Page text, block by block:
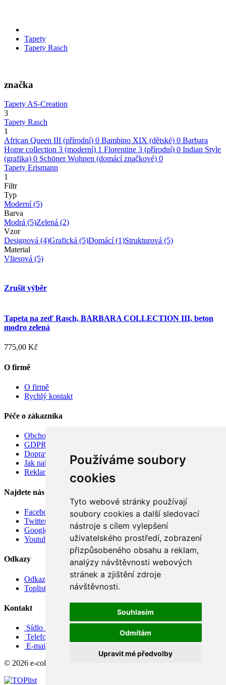
Používáme soubory
cookies
Tyto webové stránky používají
soubory cookies a další sledovací
nástroje s cílem vylepšení
uživatelského prostředí, zobrazení
přizpůsobeného obsahu a reklam,
analýzy návštěvnosti webových
stránek a zjištění zdroje
návštěvnosti.
Souhlasím
Odmítám
Upravit mé předvolby
Tapety
Tapety Rasch
značka
Tapety AS-Creation
3
Tapety Rasch
1
African Queen III (přírodní) 0 Bambino XIX (dětské) 0 Barbara
Home collection 3 (moderní) 1 Florentine 3 (přírodní) 0 Indian Style
(grafika) 0 Schöner Wohnen (domácí značkové) 0
Tapety Erismann
1
Filtr
Typ
Moderní(5)
Barva
Modrá (5)Zelená (2)
Vzor
Designová (4)Grafická (5)Domácí(1)Strukturová (5)
Material
Vliesová (5)
Zrušit výběr
Tapeta na zeď Rasch, BARBARA COLLECTION III, beton
modro zelená
775,00 Kč
O firmě
O firmě
Rychlý kontakt
Péče o zákazníka
Obchodní podmínky
GDPR
Doprava
Jak nakupovat
Reklamace
Najdete nás
Facebook
Twitter
Google
Youtube
Odkazy
Odkazy
Toplist
Kontakt
Sídlo firmy: Boženy Němcové 739/1, Svitavy 568 02, CZ
Telefon: +420 608 449 590
E-mail: info@e-color.cz
© 2026 e-color.cz